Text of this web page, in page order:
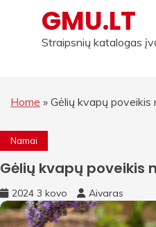
GMU.LT
Straipsnių katalogas
Home » Gėlių kvapų poveikis
Namai
Gėlių kvapų poveikis
2024 3 kovo Aivaras